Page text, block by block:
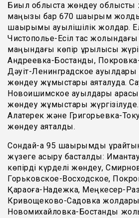
Биыл облыста жөндеу облыстық
маңызы бар 670 шақырым
шақырымы ауылішілік жолдар.
Чистополье-Есіл тас
маңындағы көпір құрылысы
Андреевка-Бостандық,
Дәуіт-Ленинградское ауылдары
жөндеу жұмыстары аяқталуда.
Новоишимское ауылдары
жөндеу жұмыстары
Алқатерек және Григорьевка-
жөндеу аяқталды.
Сондай-ақ 95 шақырымды
жүзеге асыру басталды:
көпірді күрделі жөндеу,
Горьковское-Восходское,
Қарақоға-Надежка, Меңкесер-
Кривощеково-Садовка
Новомихайловка-Бостандық